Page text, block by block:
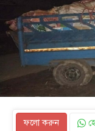
ফলো করুন